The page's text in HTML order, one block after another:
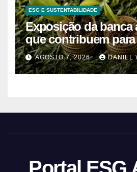
ESG E SUSTENTABILIDADE
Exposição da banca
que contribuem para
alterações
nos 62%
AGOSTO 7, 2026 DANIEL